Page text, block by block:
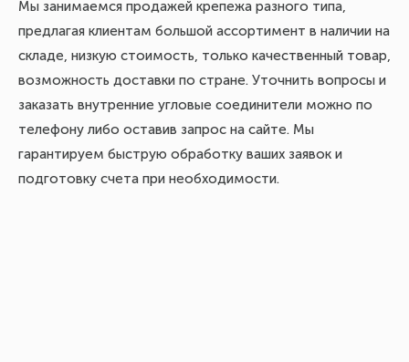
Мы занимаемся продажей крепежа разного типа,
предлагая клиентам большой ассортимент в наличии на
складе, низкую стоимость, только качественный товар,
возможность доставки по стране. Уточнить вопросы и
заказать внутренние угловые соединители можно по
телефону либо оставив запрос на сайте. Мы
гарантируем быструю обработку ваших заявок и
подготовку счета при необходимости.